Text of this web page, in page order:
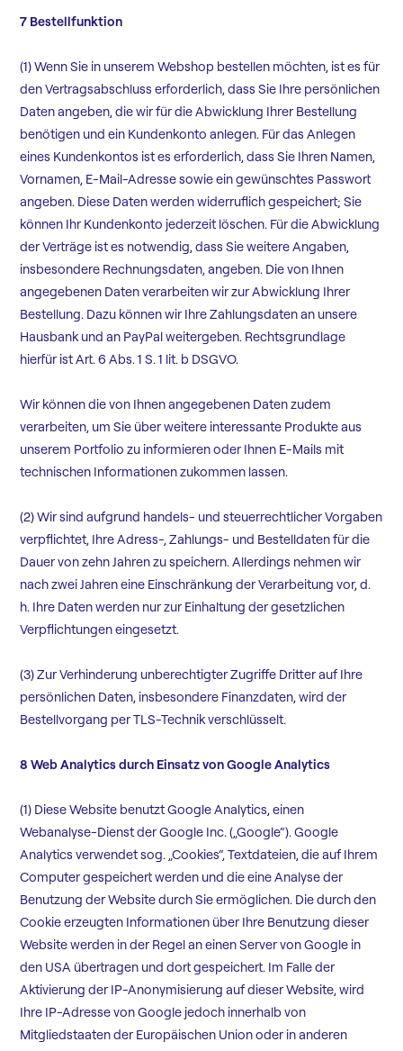
7 Bestellfunktion
(1) Wenn Sie in unserem Webshop bestellen möchten, ist es für
den Vertragsabschluss erforderlich, dass Sie Ihre persönlichen
Daten angeben, die wir für die Abwicklung Ihrer Bestellung
benötigen und ein Kundenkonto anlegen. Für das Anlegen
eines Kundenkontos ist es erforderlich, dass Sie Ihren Namen,
Vornamen, E-Mail-Adresse sowie ein gewünschtes Passwort
angeben. Diese Daten werden widerruflich gespeichert; Sie
können Ihr Kundenkonto jederzeit löschen. Für die Abwicklung
der Verträge ist es notwendig, dass Sie weitere Angaben,
insbesondere Rechnungsdaten, angeben. Die von Ihnen
angegebenen Daten verarbeiten wir zur Abwicklung Ihrer
Bestellung. Dazu können wir Ihre Zahlungsdaten an unsere
Hausbank und an PayPal weitergeben. Rechtsgrundlage
hierfür ist Art. 6 Abs. 1 S. 1 lit. b DSGVO.
Wir können die von Ihnen angegebenen Daten zudem
verarbeiten, um Sie über weitere interessante Produkte aus
unserem Portfolio zu informieren oder Ihnen E-Mails mit
technischen Informationen zukommen lassen.
(2) Wir sind aufgrund handels- und steuerrechtlicher Vorgaben
verpflichtet, Ihre Adress-, Zahlungs- und Bestelldaten für die
Dauer von zehn Jahren zu speichern. Allerdings nehmen wir
nach zwei Jahren eine Einschränkung der Verarbeitung vor, d.
h. Ihre Daten werden nur zur Einhaltung der gesetzlichen
Verpflichtungen eingesetzt.
(3) Zur Verhinderung unberechtigter Zugriffe Dritter auf Ihre
persönlichen Daten, insbesondere Finanzdaten, wird der
Bestellvorgang per TLS-Technik verschlüsselt.
8 Web Analytics durch Einsatz von Google Analytics
(1) Diese Website benutzt Google Analytics, einen
Webanalyse-Dienst der Google Inc. („Google“). Google
Analytics verwendet sog. „Cookies“, Textdateien, die auf Ihrem
Computer gespeichert werden und die eine Analyse der
Benutzung der Website durch Sie ermöglichen. Die durch den
Cookie erzeugten Informationen über Ihre Benutzung dieser
Website werden in der Regel an einen Server von Google in
den USA übertragen und dort gespeichert. Im Falle der
Aktivierung der IP-Anonymisierung auf dieser Website, wird
Ihre IP-Adresse von Google jedoch innerhalb von
Mitgliedstaaten der Europäischen Union oder in anderen